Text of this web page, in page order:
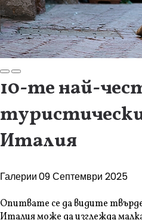
10-те най-
Италия
Галерии09 Септември 2025
Опитвате се да видите
Италия може да изглежда